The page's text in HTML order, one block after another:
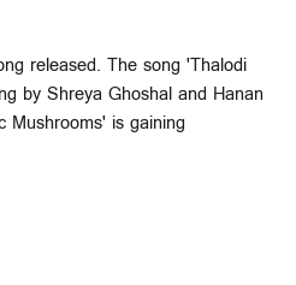
released. The song 'Thalodi
by Shreya Ghoshal and Hanan
Mushrooms' is gaining